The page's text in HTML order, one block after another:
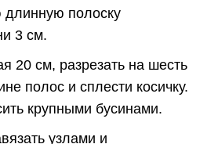
длинную полоску
3 см.
20 см, разрезать на шесть
полос и сплести косичку.
крупными бусинами.
узлами и